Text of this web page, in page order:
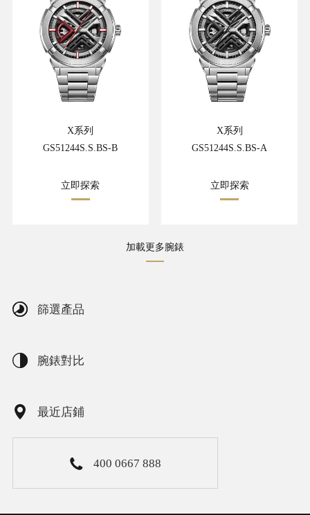
X系列
GS51244S.S.BS-B
立即探索
X系列
GS51244S.S.BS-A
立即探索
加載更多腕錶
篩選產品
腕錶對比
最近店鋪
400 0667 888